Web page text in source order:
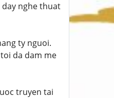
nghe thuat
ty nguoi.
da dam me
truyen tai